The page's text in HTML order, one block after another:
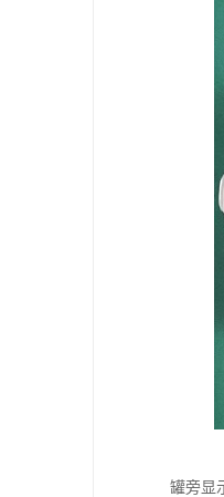
罐旁显